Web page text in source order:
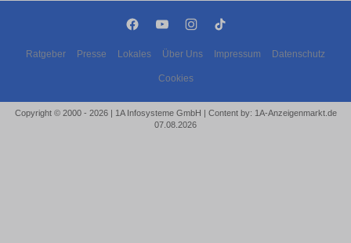
Ratgeber Presse Lokales Über Uns Impressum Datenschutz
Cookies
Copyright © 2000 - 2026 | 1A Infosysteme GmbH | Content by: 1A-Anzeigenmarkt.de
07.08.2026